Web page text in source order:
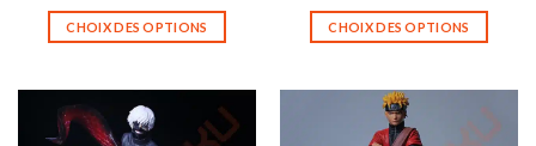
CHOIX DES OPTIONS
a
plusieurs
CHOIX DES OPTIONS
a
plusieurs